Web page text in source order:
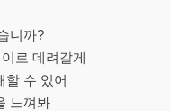
니까?
로 데려갈게
할 수 있어
느껴봐